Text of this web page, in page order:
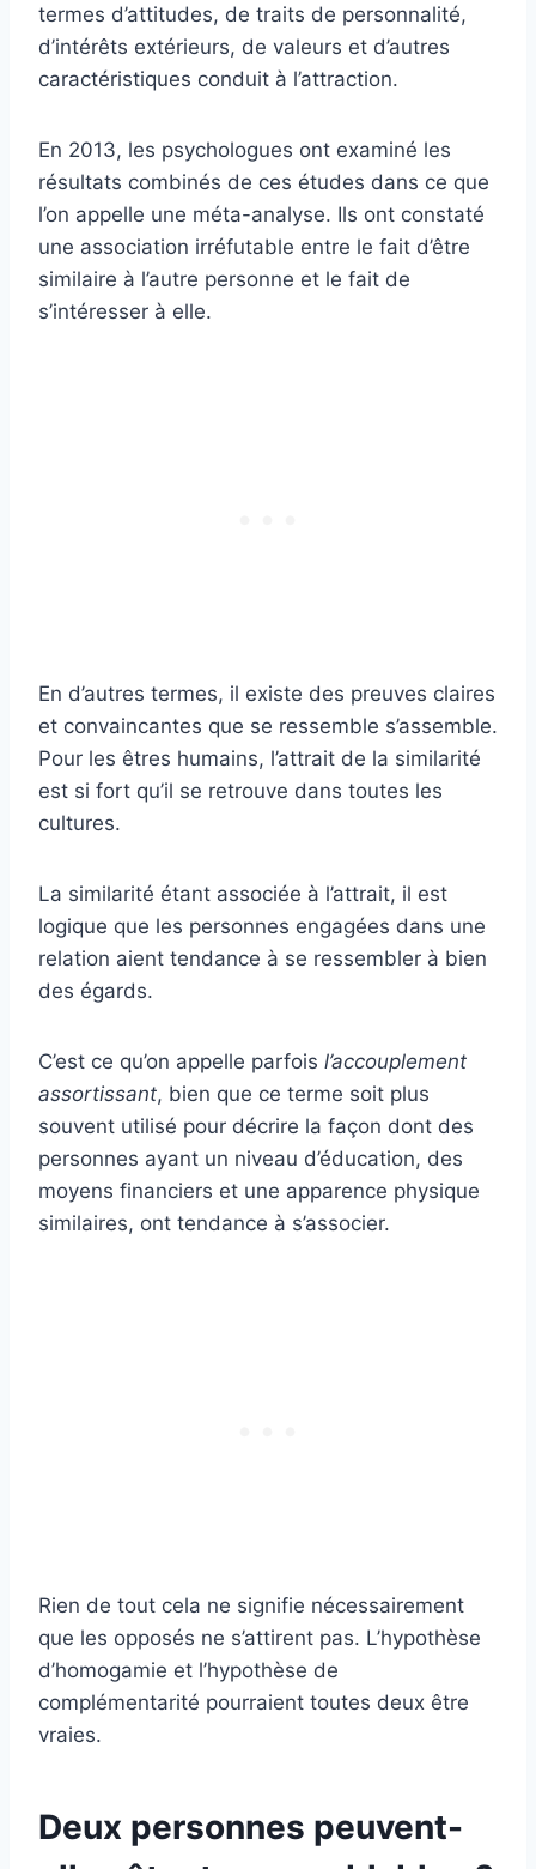
termes d’attitudes, de traits de personnalité,
d’intérêts extérieurs, de valeurs et d’autres
caractéristiques conduit à l’attraction.
En 2013, les psychologues ont examiné les
résultats combinés de ces études dans ce que
l’on appelle une méta-analyse. Ils ont constaté
une association irréfutable entre le fait d’être
similaire à l’autre personne et le fait de
s’intéresser à elle.
En d’autres termes, il existe des preuves claires
et convaincantes que se ressemble s’assemble.
Pour les êtres humains, l’attrait de la similarité
est si fort qu’il se retrouve dans toutes les
cultures.
La similarité étant associée à l’attrait, il est
logique que les personnes engagées dans une
relation aient tendance à se ressembler à bien
des égards.
C’est ce qu’on appelle parfois l’accouplement
assortissant, bien que ce terme soit plus
souvent utilisé pour décrire la façon dont des
personnes ayant un niveau d’éducation, des
moyens financiers et une apparence physique
similaires, ont tendance à s’associer.
Rien de tout cela ne signifie nécessairement
que les opposés ne s’attirent pas. L’hypothèse
d’homogamie et l’hypothèse de
complémentarité pourraient toutes deux être
vraies.
Deux personnes peuvent-